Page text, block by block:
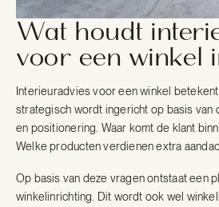
Wat houdt
voor een winkel
Interieuradvies voor een winkel
strategisch wordt ingericht op basis van
en positionering. Waar komt de klant
Welke producten verdienen extra
Op basis van deze vragen ontstaat een
winkelinrichting. Dit wordt ook wel